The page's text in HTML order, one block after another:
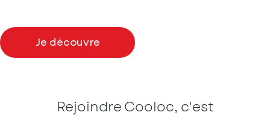
Je découvre
Rejoindre Cooloc, c'est